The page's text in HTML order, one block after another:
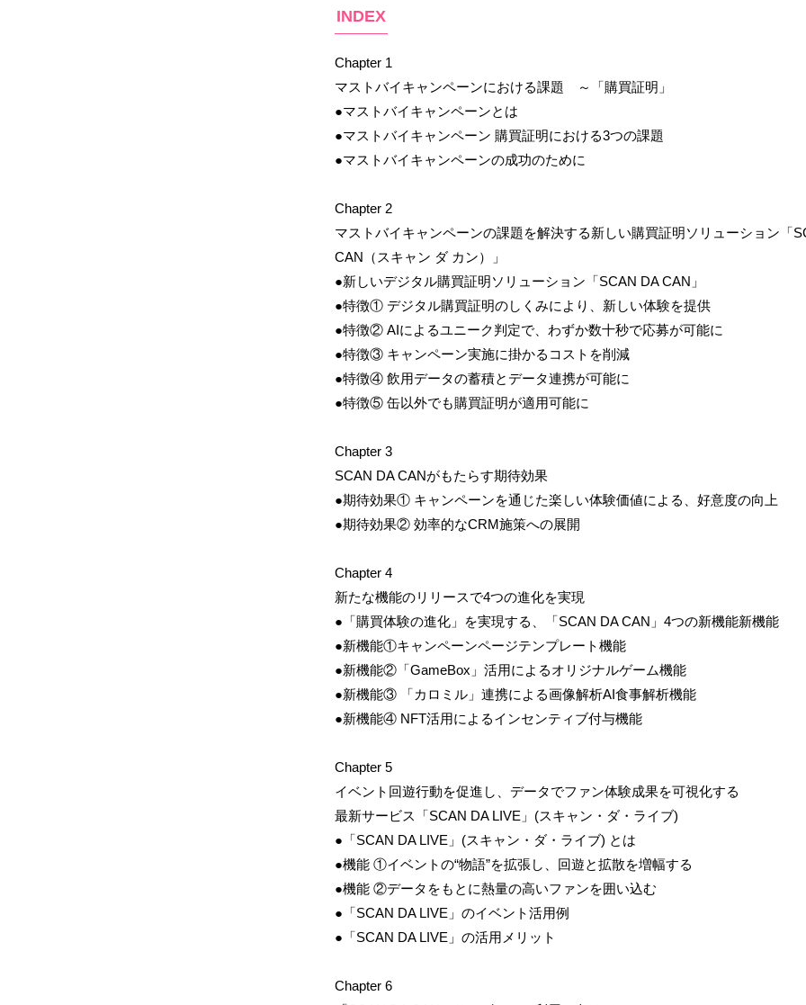
INDEX
Chapter 1
マストバイキャンペーンにおける課題 ～「購買証明」
●マストバイキャンペーンとは
●マストバイキャンペーン 購買証明における3つの課題
●マストバイキャンペーンの成功のために
Chapter 2
マストバイキャンペーンの課題を解決する新しい購買証明ソリューション「
CAN（スキャン ダ カン）」​
●新しいデジタル購買証明ソリューション「SCAN DA CAN」
●特徴① デジタル購買証明のしくみにより、新しい体験を提供
●特徴② AIによるユニーク判定で、わずか数十秒で応募が可能に
●特徴③ キャンペーン実施に掛かるコストを削減
●特徴④ 飲用データの蓄積とデータ連携が可能に
●特徴⑤ 缶以外でも購買証明が適用可能に
Chapter 3
SCAN DA CANがもたらす期待効果
●期待効果① キャンペーンを通じた楽しい体験価値による、好意度の向上
●期待効果② 効率的なCRM施策への展開
Chapter 4
新たな機能のリリースで4つの進化を実現
●「購買体験の進化」を実現する、「SCAN DA CAN」4つの新機能新機能
●新機能①キャンペーンページテンプレート機能
●新機能②「GameBox」活用によるオリジナルゲーム機能
​●新機能③ 「カロミル」連携による画像解析AI食事解析機能
●新機能④ NFT活用による​インセンティブ付与機能
Chapter 5
イベント回遊行動を促進し、データでファン体験成果を可視化する
最新サービス「SCAN DA LIVE」(スキャン・ダ・ライブ)
●「SCAN DA LIVE」(スキャン・ダ・ライブ) とは
●機能 ①イベントの“物語”を拡張し、回遊と拡散を増幅する
●機能 ②データをもとに熱量の高いファンを囲い込む
●​「SCAN DA LIVE」のイベント活用例
●「SCAN DA LIVE」の活用メリット
Chapter 6